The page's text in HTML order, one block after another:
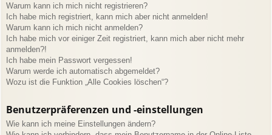
Warum kann ich mich nicht registrieren?
Ich habe mich registriert, kann mich aber nicht anmelden!
Warum kann ich mich nicht anmelden?
Ich habe mich vor einiger Zeit registriert, kann mich aber nicht mehr
anmelden?!
Ich habe mein Passwort vergessen!
Warum werde ich automatisch abgemeldet?
Wozu ist die Funktion „Alle Cookies löschen“?
Benutzerpräferenzen und -einstellungen
Wie kann ich meine Einstellungen ändern?